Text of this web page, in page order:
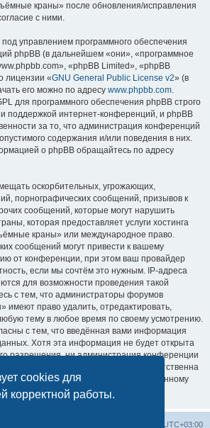
cookies для
корректной работы.
краны» после обновления/исправления
с ними.
управлением программного обеспечения
phpBB (в дальнейшем «они», «программное
«phpBB Limited», «phpBB
лицензии «GNU General Public License v2» (в
его можно по адресу www.phpbb.com.
для программного обеспечения phpBB строго
поддержкой интернет-конференций, и phpBB
за то, что администрация конференций
содержания и/или поведения в них.
о phpBB обращайтесь по адресу
оскорбительных, угрожающих,
порнографических сообщений, призывов к
сообщений, которые могут нарушить
которая предоставляет услуги хостинга
краны» или международное право.
сообщений могут привести к вашему
от конференции, при этом ваш провайдер
если мы сочтём это нужным. IP-адреса
для возможности проведения такой
с тем, что администраторы форумов
имеют право удалить, отредактировать,
тему в любое время по своему усмотрению.
с тем, что введённая вами информация
Хотя эта информация не будет открыта
разрешения, ни администрация конференции
ни phpBB Limited не может быть ответственна
могут привести к несанкционированному
UTC+03:00